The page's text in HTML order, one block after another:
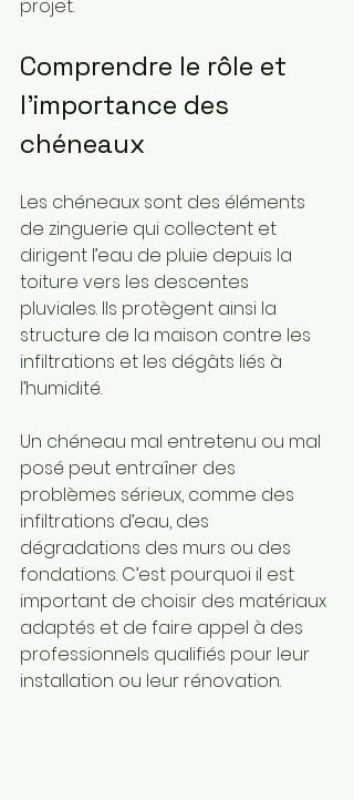
projet.
Comprendre le rôle et
l’importance des
chéneaux
Les chéneaux sont des éléments
de zinguerie qui collectent et
dirigent l’eau de pluie depuis la
toiture vers les descentes
pluviales. Ils protègent ainsi la
structure de la maison contre les
infiltrations et les dégâts liés à
l’humidité.
Un chéneau mal entretenu ou mal
posé peut entraîner des
problèmes sérieux, comme des
infiltrations d’eau, des
dégradations des murs ou des
fondations. C’est pourquoi il est
important de choisir des matériaux
adaptés et de faire appel à des
professionnels qualifiés pour leur
installation ou leur rénovation.